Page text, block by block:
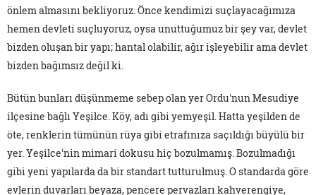
önlem almasını bekliyoruz. Önce kendimizi suçlayacağımıza
hemen devleti suçluyoruz, oysa unuttuğumuz bir şey var, devlet
bizden oluşan bir yapı; hantal olabilir, ağır işleyebilir ama devlet
bizden bağımsız değil ki.
Bütün bunları düşünmeme sebep olan yer Ordu'nun Mesudiye
ilçesine bağlı Yeşilce. Köy, adı gibi yemyeşil. Hatta yeşilden de
öte, renklerin tümünün rüya gibi etrafınıza saçıldığı büyülü bir
yer. Yeşilce'nin mimari dokusu hiç bozulmamış. Bozulmadığı
gibi yeni yapılarda da bir standart tutturulmuş. O standarda göre
evlerin duvarları beyaza, pencere pervazları kahverengiye,